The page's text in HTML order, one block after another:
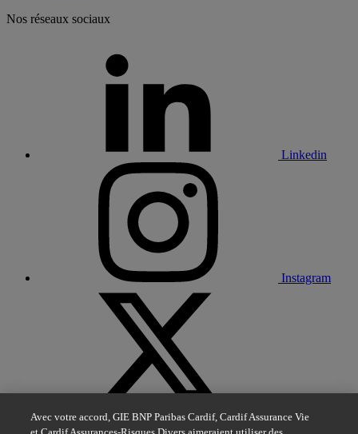
Nos réseaux sociaux
Linkedin
Instagram
Avec votre accord, GIE BNP Paribas Cardif, Cardif Assurance Vie